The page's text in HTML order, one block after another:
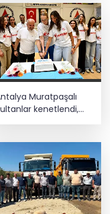
Muratpaşalı
kenetlendi,
gözler yeni sezonda